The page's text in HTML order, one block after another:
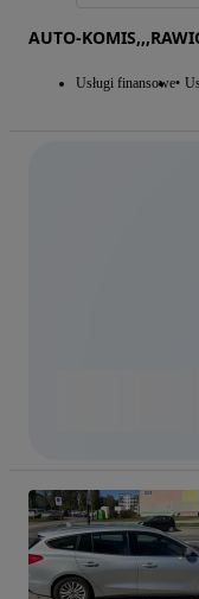
AUTO-
Usługi finansowe